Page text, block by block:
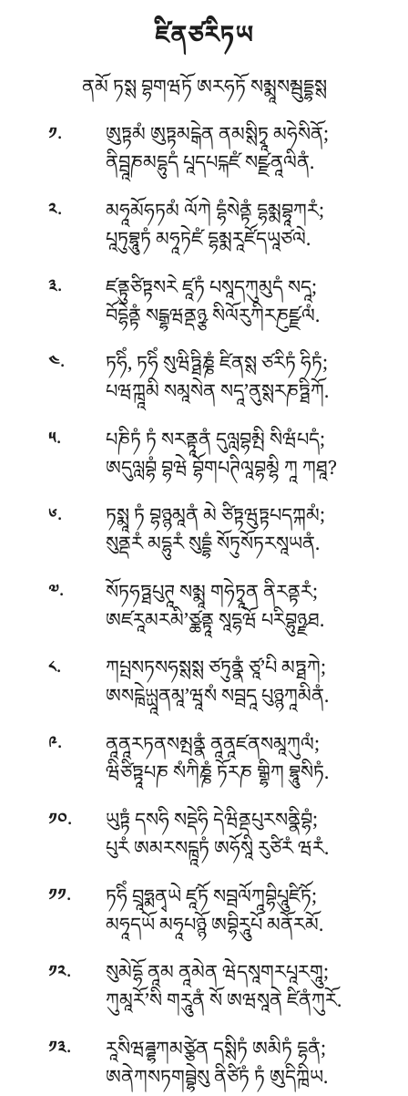
ཛིནཙརིཏཡ
ནམོ ཏསྶ བྷགཝཏོ ཨརཧཏོ སམྨཱསམྦུདྡྷསྶ
༡. ཨུཏྟམཾ ཨུཏྟམངྒེན ནམསྶིཏྭཱ མཧེསིནོ;
ནིབྦཱཎམདྷུདཾ པཱདཔངྐཛཾ སཛྫནཱལིནཾ.
༢. མཧཱམོཧཏམཾ ལོཀེ དྷཾསེནྟཾ དྷམྨབྷཱཀརཾ;
པཱཏུབྷཱུཏཾ མཧཱཏེཛཾ དྷམྨརཱཛོདཡཱཙལེ.
༣. ཛནྟུཙིཏྟསརེ ཛཱཏཾ པསཱདཀུམུདཾ སདཱ;
བོདྷེནྟཾ སངྒྷཝནྡཉྩ སིལོརུཀིརཎུཛྫལཾ.
༤. ཏཧིཾ, ཏཧིཾ སུཝིཏྠིཎྞཾ ཛིནསྶ ཙརིཏཾ ཧིཏཾ;
པཝཀྑཱམི སམཱསེན སདཱ’ནུསྶརཎཏྠིཀོ.
༥. པཎིཏཾ ཏཾ སརནྟཱནཾ དུལླབྷམྤི སིཝཾཔདཾ;
ཨདུལླབྷཾ བྷཝེ བྷོགཔཊིལཱབྷམྷི ཀཱ ཀཐཱ?
༦. ཏསྨཱ ཏཾ བྷཉྙམཱནཾ མེ ཙིཏྟཝུཏྟཔདཀྐམཾ;
སུནྡརཾ མདྷུརཾ སུདྡྷཾ སོཏུསོཏརསཱཡནཾ.
༧. སོཏཧཏྠཔུཊཱ སམྨཱ གཧེཏྭཱན ནིརནྟརཾ;
ཨཛརཱམརམི’ཙྪནྟཱ སཱདྷཝོ པརིབྷུཉྫཐ.
༨. ཀཔྤསཏསཧསྶསྶ ཙཏུནྣཾ ཙཱ’པི མཏྠཀེ;
ཨསངྑེཡྻཱནམཱ’ཝཱསཾ སབྦདཱ པུཉྙཀཱམིནཾ.
༩. ནཱནཱརཏནསམྤནྣཾ ནཱནཱཛནསམཱཀུལཾ;
ཝིཙིཏྟཱཔཎ སཾཀིཎྞཾ ཏོརཎ གྒྷིཀ བྷཱུསིཏཾ.
༡༠. ཡུཏྟཾ དསཧི སདྡེཧི དེཝིནྡཔུརསནྣིབྷཾ;
པུརཾ ཨམརསངྑཱཏཾ ཨཧོསཱི རུཙིརཾ ཝརཾ.
༡༡. ཏཧིཾ བྲཱཧྨནྭཡེ ཛཱཏོ སབྦལོཀཱབྷིཔཱུཛིཏོ;
མཧཱདཡོ མཧཱཔཉྙོ ཨབྷིརཱུཔོ མནོརམོ.
༡༢. སུམེདྷོ ནཱམ ནཱམེན ཝེདསཱགརཔཱརགཱུ;
ཀུམཱརོ’སི གརཱུནཾ སོ ཨཝསཱནེ ཛིནཾཀུརོ.
༡༣. རཱསིཝཌྜྷཀམཙྩེན དསྶིཏཾ ཨམིཏཾ དྷནཾ;
ཨནེཀསཏགབྦྷེསུ ནིཙིཏཾ ཏཾ ཨུདིཀྑིཡ.